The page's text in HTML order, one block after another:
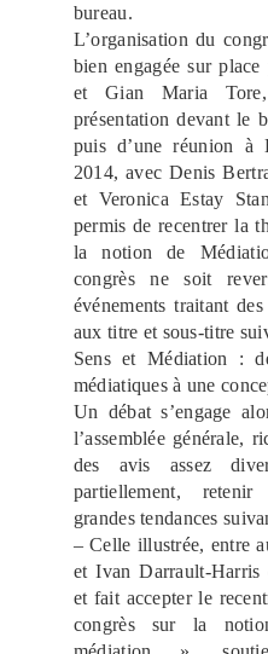
bureau.
L’organisation du
bien engagée sur
et Gian Maria
présentation devant le
puis d’une réunion à
2014, avec Denis
et Veronica Estay
permis de recentrer la
la notion de
congrès ne soit
événements traitant
aux titre et sous-titre
Sens et Médiation :
médiatiques à une
Un débat s’engage
l’assemblée générale,
des avis assez
partiellement,
grandes tendances
– Celle illustrée, entre
et Ivan Darrault-Harris
et fait accepter le
congrès sur la